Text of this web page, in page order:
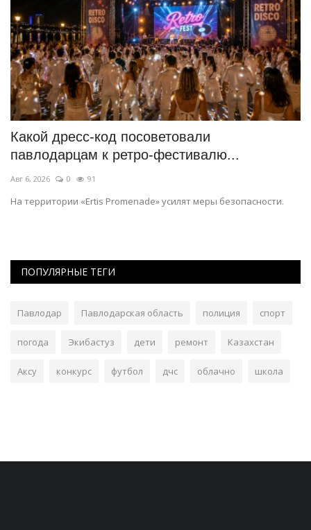
Какой дресс-код посоветовали
павлодарцам к ретро-фестивалю...
Авг 6, 2026 0 91
На территории «Ertis Promenade» усилят меры безопасности.
ПОПУЛЯРНЫЕ ТЕГИ
Павлодар Павлодарская область полиция спорт
погода Экибастуз дети ремонт Казахстан
Аксу конкурс футбол дчс облачно школа